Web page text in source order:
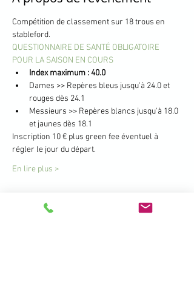
Compétition de classement sur 18 trous en
stableford.
QUESTIONNAIRE DE SANTÉ OBLIGATOIRE
POUR LA SAISON EN COURS
Index maximum : 40.0
Dames >> Repères bleus jusqu'à 24.0 et
rouges dès 24.1
Messieurs >> Repères blancs jusqu'à 18.0
et jaunes dès 18.1
Inscription 10 € plus green fee éventuel à
régler le jour du départ.
En lire plus >